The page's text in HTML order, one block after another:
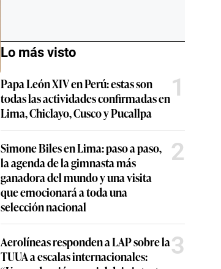
Lo más visto
Papa León XIV en Perú: estas son
todas las actividades confirmadas en
Lima, Chiclayo, Cusco y Pucallpa
1
Simone Biles en Lima: paso a paso,
la agenda de la gimnasta más
ganadora del mundo y una visita
que emocionará a toda una
selección nacional
2
Aerolíneas responden a LAP sobre la
TUUA a escalas internacionales:
3